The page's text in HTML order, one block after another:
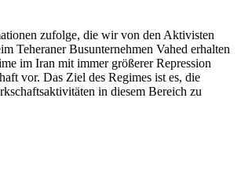
zufolge, die wir von den Aktivisten
Teheraner Busunternehmen Vahed erhalten
im Iran mit immer größerer Repression
vor. Das Ziel des Regimes ist es, die
in diesem Bereich zu